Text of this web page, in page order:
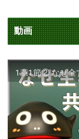
動画